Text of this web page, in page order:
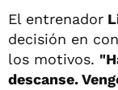
El entrenador
decisión en
los motivos.
descanse.